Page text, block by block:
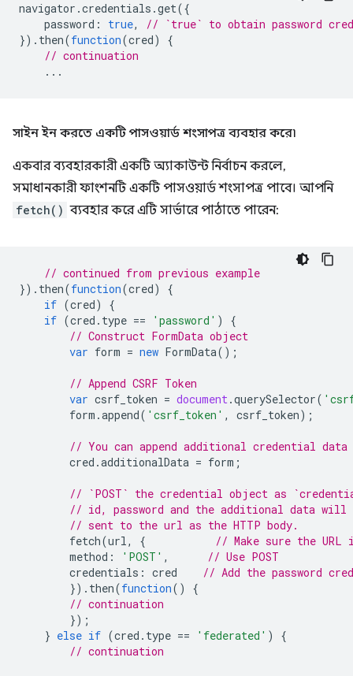
navigator .credentials .get({
password : true,
// `true` to obtain password
}). then(function(cred)
{
// continuation
...
সাইন ইন করতে একটি পাসওয়ার্ড শংসাপত্র ব্যবহার করে৷
একবার ব্যবহারকারী একটি অ্যাকাউন্ট নির্বাচন করলে,
সমাধানকারী ফাংশনটি একটি পাসওয়ার্ড শংসাপত্র পাবে। আপনি
fetch() ব্যবহার করে এটি সার্ভারে পাঠাতে পারেন:
// continued from previous example
}). then(function(cred)
{
if (cred)
{
if (cred . type == 'password' )
{
// Construct FormData object
var form = new FormData();
// Append CSRF Token
var csrf_token = document.querySelector(
form .append( 'csrf_token' , csrf_token);
// You can append additional credential
cred .additionalData = form ;
// `POST` the credential object as
// id, password and the additional data will
// sent to the url as the HTTP body.
fetch(url, {
// Make sure the URL
method : 'POST' ,
// Use POST
credentials : cred
// Add the password
}). then(function()
{
// continuation
});
} else if (cred . type == 'federated' )
{
// continuation